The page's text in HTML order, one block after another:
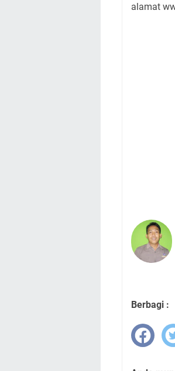
alamat
Berbagi :